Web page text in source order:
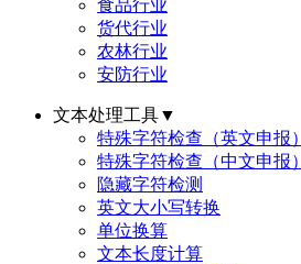
食品行业
货代行业
农林行业
安防行业
文本处理工具▼
特殊字符检查（英文申报）
特殊字符检查（中文申报）
隐藏字符检测
英文大小写转换
单位换算
文本长度计算